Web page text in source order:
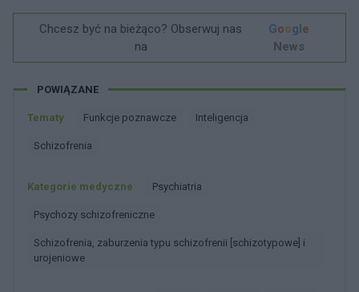
Chcesz być na bieżąco? Obserwuj nas
na
Google
News
POWIĄZANE
Tematy Funkcje poznawcze Inteligencja
Schizofrenia
Kategorie medyczne Psychiatria
Psychozy schizofreniczne
Schizofrenia, zaburzenia typu schizofrenii [schizotypowe] i
urojeniowe